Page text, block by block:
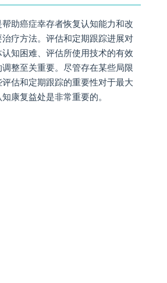
助癌症幸存者恢复认知能力和改
疗方法。评估和定期跟踪进展对
知困难、评估所使用技术的有效
整至关重要。尽管存在某些局限
估和定期跟踪的重要性对于最大
康复益处是非常重要的。